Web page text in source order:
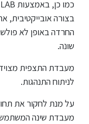
בצורה
החרדה באופן לא
שונה.
מעבדת התצפית
לניתוח התנהגות.
על מנת לחקור את
מעבדת שינה